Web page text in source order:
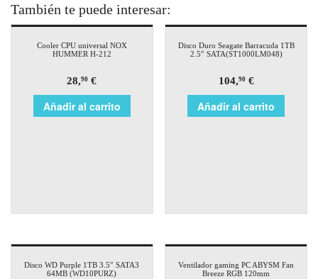
También te puede interesar:
Cooler CPU universal NOX
HUMMER H-212
28,90 €
Añadir al carrito
Disco Duro Seagate Barracuda 1TB
2.5″ SATA(ST1000LM048)
104,90€
Añadir al carrito
Disco WD Purple 1TB 3.5″ SATA3
64MB (WD10PURZ)
Ventilador gaming PC ABYSM Fan
Breeze RGB 120mm